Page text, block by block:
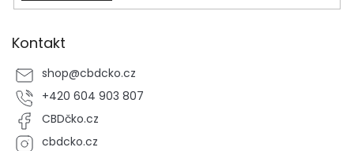
Kontakt
shop@cbdcko.cz
+420 604 903 807
CBDčko.cz
cbdcko.cz